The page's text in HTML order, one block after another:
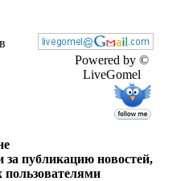
Powered by ©
LiveGomel
за публикацию новостей,
пользователями